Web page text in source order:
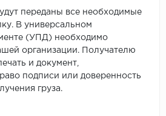
переданы все необходимые
В универсальном
(УПД) необходимо
организации. Получателю
и документ,
подписи или доверенность
груза.